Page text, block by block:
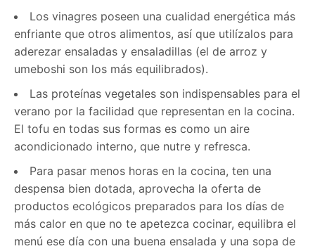
Los vinagres poseen una cualidad energética más
enfriante que otros alimentos, así que utilízalos para
aderezar ensaladas y ensaladillas (el de arroz y
umeboshi son los más equilibrados).
Las proteínas vegetales son indispensables para el
verano por la facilidad que representan en la cocina.
El tofu en todas sus formas es como un aire
acondicionado interno, que nutre y refresca.
Para pasar menos horas en la cocina, ten una
despensa bien dotada, aprovecha la oferta de
productos ecológicos preparados para los días de
más calor en que no te apetezca cocinar, equilibra el
menú ese día con una buena ensalada y una sopa de